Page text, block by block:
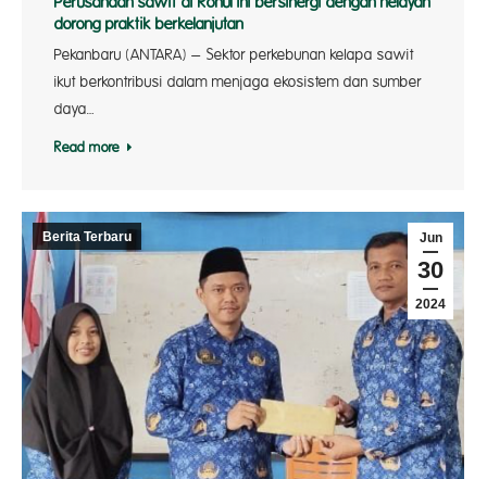
dorong praktik berkelanjutan
Pekanbaru (ANTARA) – Sektor perkebunan kelapa sawit
ikut berkontribusi dalam menjaga ekosistem dan sumber
daya…
Read more
Jun
30
2024
Berita Terbaru